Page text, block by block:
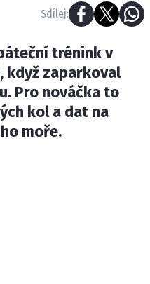
/ COOKIES
F1NEWS.cz je
IČ: 118 23 054
Sdílej:
trénink v
když zaparkoval
Pro nováčka to
kol a dat na
moře.